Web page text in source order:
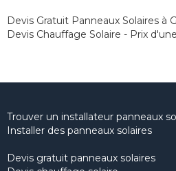
Devis Gratuit Panneaux Solaires à
Devis Chauffage Solaire - Prix
Trouver un installateur panneaux
Installer des panneaux solaires
Devis gratuit panneaux solaires